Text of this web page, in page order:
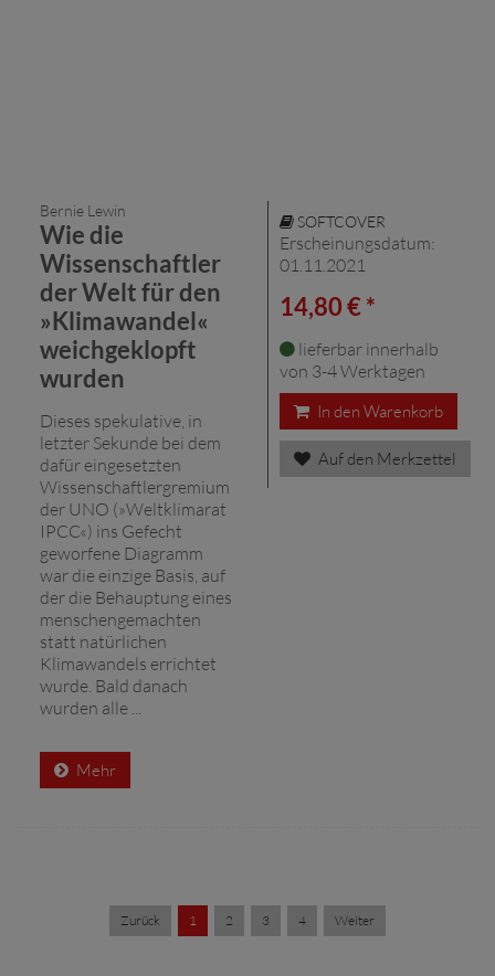
Bernie Lewin
Wie die
Wissenschaftler
der Welt für den
»Klimawandel«
weichgeklopft
wurden
Dieses spekulative, in
letzter Sekunde bei dem
dafür eingesetzten
Wissenschaftlergremium
der UNO (»Weltklimarat
IPCC«) ins Gefecht
geworfene Diagramm
war die einzige Basis, auf
der die Behauptung eines
menschengemachten
statt natürlichen
Klimawandels errichtet
wurde. Bald danach
wurden alle ...
Mehr
SOFTCOVER
Erscheinungsdatum:
01.11.2021
14,80 € *
lieferbar innerhalb
von 3-4 Werktagen
In den Warenkorb
Auf den Merkzettel
Zurück 1 2 3 4 Weiter